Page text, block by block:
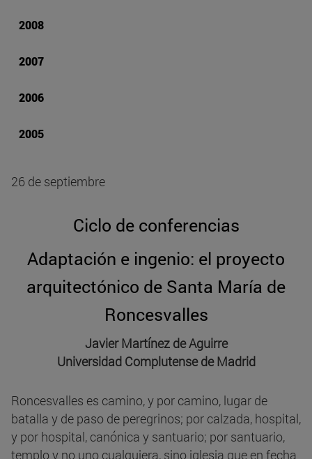
2008
2007
2006
2005
26 de septiembre
Ciclo de conferencias
Adaptación e ingenio: el proyecto
arquitectónico de Santa María de
Roncesvalles
Javier Martínez de Aguirre
Universidad Complutense de Madrid
Roncesvalles es camino, y por camino, lugar de
batalla y de paso de peregrinos; por calzada, hospital,
y por hospital, canónica y santuario; por santuario,
templo y no uno cualquiera, sino iglesia que en fecha